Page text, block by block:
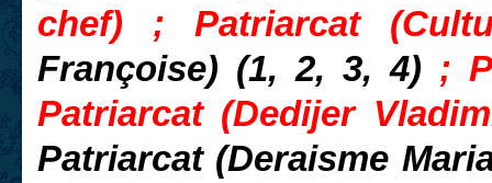
chef) ; Patriarcat
Françoise) (1, 2, 3, 4) ;
Patriarcat (Dedijer
Patriarcat (Deraisme